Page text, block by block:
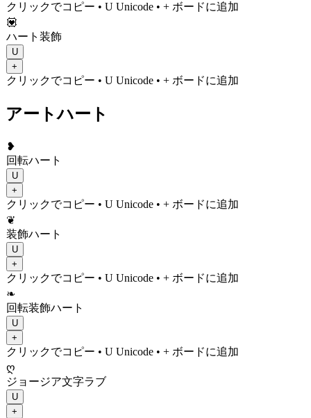
クリックでコピー • U Unicode • + ボードに追加
💟
ハート装飾
U
+
クリックでコピー • U Unicode • + ボードに追加
アートハート
❥
回転ハート
U
+
クリックでコピー • U Unicode • + ボードに追加
❦
装飾ハート
U
+
クリックでコピー • U Unicode • + ボードに追加
❧
回転装飾ハート
U
+
クリックでコピー • U Unicode • + ボードに追加
ღ
ジョージア文字ラブ
U
+